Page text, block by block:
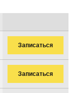
Записаться
Записаться